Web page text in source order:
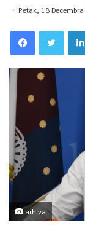
Petak, 18
arhiva